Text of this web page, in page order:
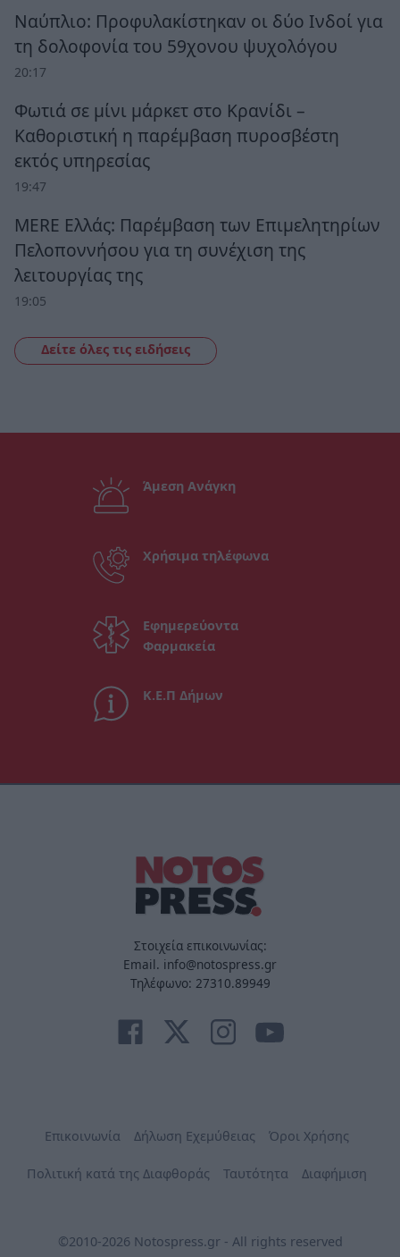
Ναύπλιο: Προφυλακίστηκαν οι δύο Ινδοί για
τη δολοφονία του 59χονου ψυχολόγου
20:17
Φωτιά σε μίνι μάρκετ στο Κρανίδι –
Καθοριστική η παρέμβαση πυροσβέστη
εκτός υπηρεσίας
19:47
MERE Ελλάς: Παρέμβαση των Επιμελητηρίων
Πελοποννήσου για τη συνέχιση της
λειτουργίας της
19:05
Δείτε όλες τις ειδήσεις
Άμεση Ανάγκη
Χρήσιμα τηλέφωνα
Εφημερεύοντα
Φαρμακεία
Κ.Ε.Π Δήμων
Στοιχεία επικοινωνίας:
Email. info@notospress.gr
Τηλέφωνο: 27310.89949
Επικοινωνία Δήλωση Εχεμύθειας Όροι Χρήσης
Πολιτική κατά της Διαφθοράς Ταυτότητα Διαφήμιση
©2010-2026 Notospress.gr - All rights reserved